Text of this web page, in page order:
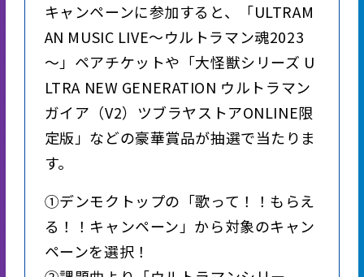
キャンペーンに参加すると、「ULTRAM
AN MUSIC LIVE～ウルトラマン魂2023
～」ペアチケットや「大怪獣シリーズ U
LTRA NEW GENERATION ウルトラマン
ガイア（V2）ツブラヤストアONLINE限
定版」などの豪華賞品が抽選で当たりま
す。
①デンモクトップの「歌って！！もらえ
る！！キャンペーン」から対象のキャン
ペーンを選択！